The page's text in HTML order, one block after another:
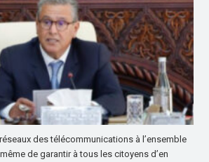
des télécommunications à l’ensemble
de garantir à tous les citoyens d’en